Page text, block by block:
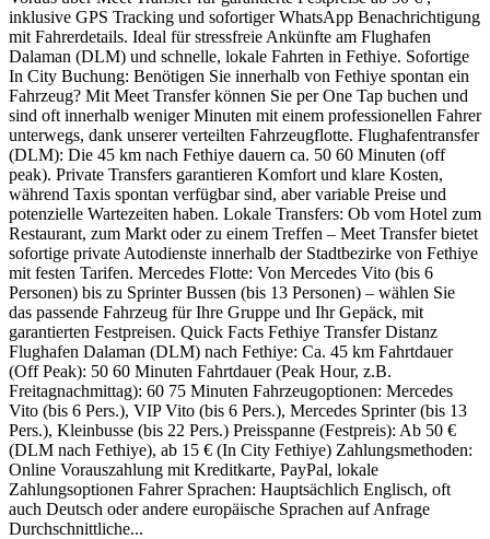
inklusive GPS Tracking und sofortiger WhatsApp Benachrichtigung
mit Fahrerdetails. Ideal für stressfreie Ankünfte am Flughafen
Dalaman (DLM) und schnelle, lokale Fahrten in Fethiye. Sofortige
In City Buchung: Benötigen Sie innerhalb von Fethiye spontan ein
Fahrzeug? Mit Meet Transfer können Sie per One Tap buchen und
sind oft innerhalb weniger Minuten mit einem professionellen Fahrer
unterwegs, dank unserer verteilten Fahrzeugflotte. Flughafentransfer
(DLM): Die 45 km nach Fethiye dauern ca. 50 60 Minuten (off
peak). Private Transfers garantieren Komfort und klare Kosten,
während Taxis spontan verfügbar sind, aber variable Preise und
potenzielle Wartezeiten haben. Lokale Transfers: Ob vom Hotel zum
Restaurant, zum Markt oder zu einem Treffen – Meet Transfer bietet
sofortige private Autodienste innerhalb der Stadtbezirke von Fethiye
mit festen Tarifen. Mercedes Flotte: Von Mercedes Vito (bis 6
Personen) bis zu Sprinter Bussen (bis 13 Personen) – wählen Sie
das passende Fahrzeug für Ihre Gruppe und Ihr Gepäck, mit
garantierten Festpreisen. Quick Facts Fethiye Transfer Distanz
Flughafen Dalaman (DLM) nach Fethiye: Ca. 45 km Fahrtdauer
(Off Peak): 50 60 Minuten Fahrtdauer (Peak Hour, z.B.
Freitagnachmittag): 60 75 Minuten Fahrzeugoptionen: Mercedes
Vito (bis 6 Pers.), VIP Vito (bis 6 Pers.), Mercedes Sprinter (bis 13
Pers.), Kleinbusse (bis 22 Pers.) Preisspanne (Festpreis): Ab 50 €
(DLM nach Fethiye), ab 15 € (In City Fethiye) Zahlungsmethoden:
Online Vorauszahlung mit Kreditkarte, PayPal, lokale
Zahlungsoptionen Fahrer Sprachen: Hauptsächlich Englisch, oft
auch Deutsch oder andere europäische Sprachen auf Anfrage
Durchschnittliche...